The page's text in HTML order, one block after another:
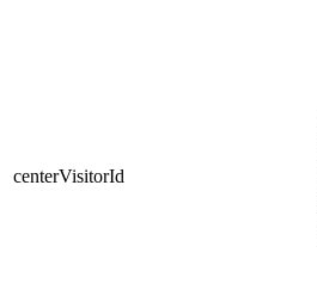
centerVisitorId